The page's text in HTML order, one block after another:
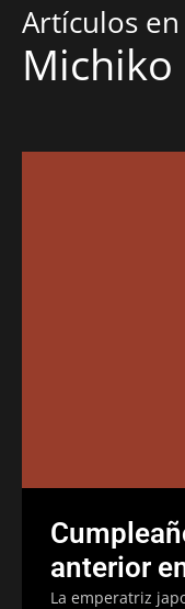
Artículos
Michiko
anterior
La emperatriz